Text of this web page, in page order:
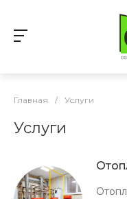
Главная / Услуги
Услуги